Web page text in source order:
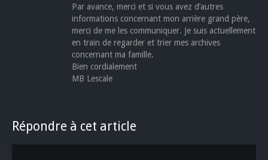
Par avance, merci et si vous avez d’autres
informations concernant mon arrière grand père,
merci de me les communiquer. Je suis actuellement
en train de regarder et trier mes archives
concernant ma famille.
Bien cordialement
MB Lescale
Répondre à cet article